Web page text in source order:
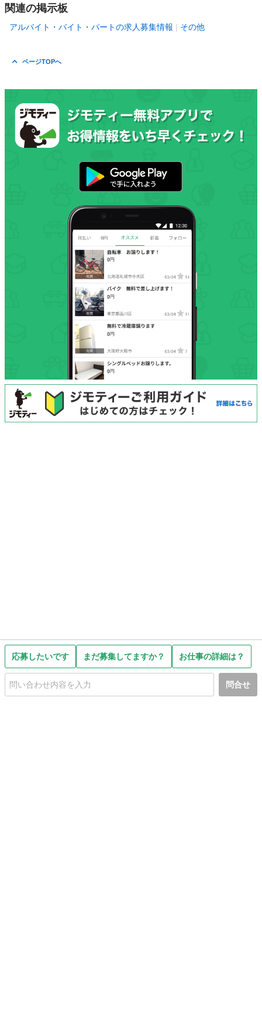
応募したいです まだ募集してますか？ お仕事の詳細は？
問合せ
関連の掲示板
アルバイト・バイト・パートの求人募集情報 その他
ページTOPへ